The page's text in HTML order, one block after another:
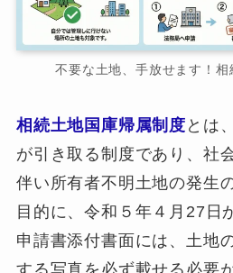
不要な土地、手放せます！
相続土地国庫帰属制度 とは
が引き取る制度であり、社
伴い所有者不明土地の発生
目的に、令和５年４月27日
申請書添付書面には、土地
する写真を必ず載せる必要